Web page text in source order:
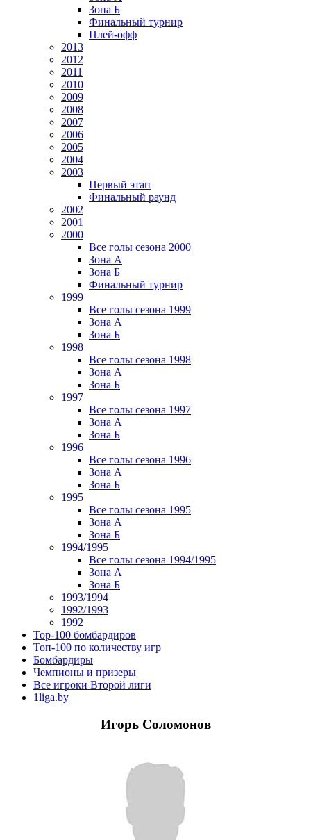
Зона Б
Финальный турнир
Плей-офф
2013
2012
2011
2010
2009
2008
2007
2006
2005
2004
2003
Первый этап
Финальный раунд
2002
2001
2000
Все голы сезона 2000
Зона А
Зона Б
Финальный турнир
1999
Все голы сезона 1999
Зона А
Зона Б
1998
Все голы сезона 1998
Зона А
Зона Б
1997
Все голы сезона 1997
Зона А
Зона Б
1996
Все голы сезона 1996
Зона А
Зона Б
1995
Все голы сезона 1995
Зона А
Зона Б
1994/1995
Все голы сезона 1994/1995
Зона А
Зона Б
1993/1994
1992/1993
1992
Top-100 бомбардиров
Топ-100 по количеству игр
Бомбардиры
Чемпионы и призеры
Все игроки Второй лиги
1liga.by
Игорь Соломонов